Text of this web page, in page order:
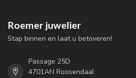
Roemer juwelier
Stap binnen en laat u betoveren!
Passage 25D
4701AN Roosendaal